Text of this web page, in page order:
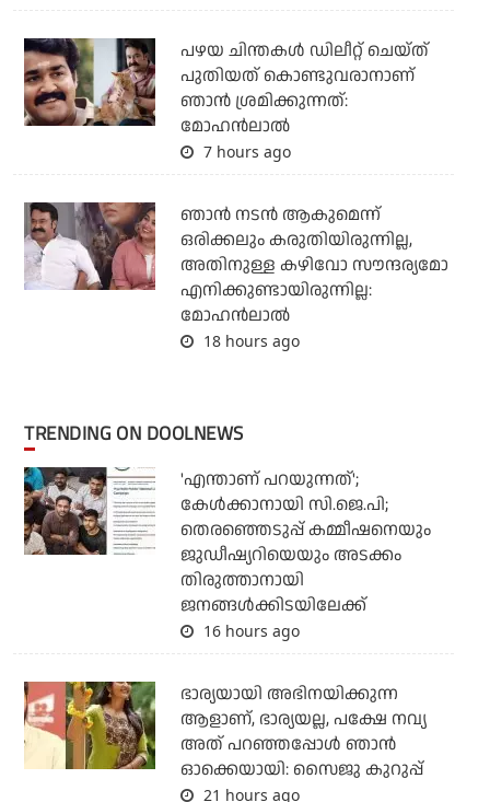
പഴയ ചിന്തകള്‍ ഡിലീറ്റ് ചെയ്ത്
പുതിയത് കൊണ്ടുവരാനാണ്
ഞാന്‍ ശ്രമിക്കുന്നത്:
മോഹന്‍ലാല്‍
7 hours ago
ഞാൻ നടൻ ആകുമെന്ന്
ഒരിക്കലും കരുതിയിരുന്നില്ല,
അതിനുള്ള കഴിവോ സൗന്ദര്യമോ
എനിക്കുണ്ടായിരുന്നില്ല:
മോഹൻലാൽ
18 hours ago
TRENDING ON DOOLNEWS
'എന്താണ് പറയുന്നത്';
കേള്‍ക്കാനായി സി.ജെ.പി;
തെരഞ്ഞെടുപ്പ് കമ്മീഷനെയും
ജുഡീഷ്യറിയെയും അടക്കം
തിരുത്താനായി
ജനങ്ങള്‍ക്കിടയിലേക്ക്
16 hours ago
ഭാര്യയായി അഭിനയിക്കുന്ന
ആളാണ്, ഭാര്യയല്ല, പക്ഷേ നവ്യ
അത് പറഞ്ഞപ്പോള്‍ ഞാന്‍
ഓക്കെയായി: സൈജു കുറുപ്പ്
21 hours ago